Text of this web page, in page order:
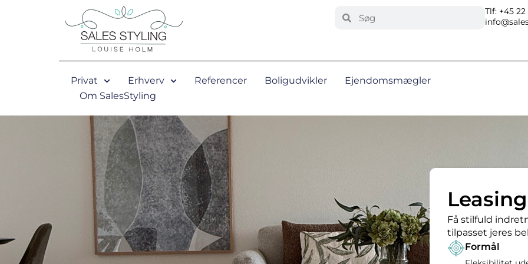
Search
Tlf: +45 22
Privat Erhverv Referencer Boligudvikler
Ejendomsmægler
Om SalesStyling
Få stilfuld
tilpasset jeres
Formål